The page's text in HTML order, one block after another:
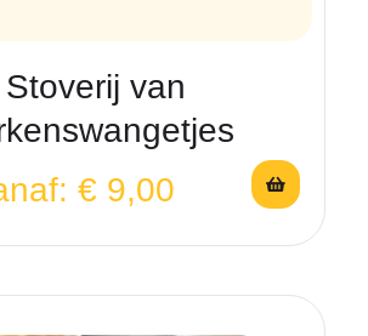
Stoverij van
€ 9,00